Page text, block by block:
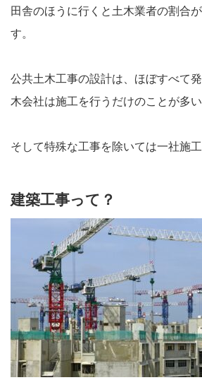
田舎のほうに行くと土木業者の割合
す。
公共土木工事の設計は、ほぼすべて
木会社は施工を行うだけのことが多い
そして特殊な工事を除いては一社施工
建築工事って？